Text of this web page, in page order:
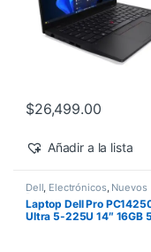
$26,499.00
Añadir a la lista
Dell, Electrónicos, Nuevos
Productos
Laptop Dell Pro
Ultra 5-225U 14″ 16GB